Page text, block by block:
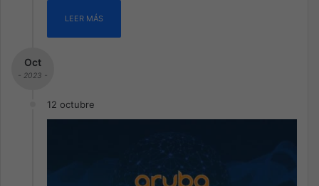
LEER MÁS
Oct
- 2023 -
12 octubre